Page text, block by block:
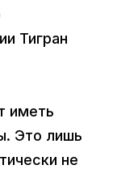
Тигран
иметь
Это лишь
не